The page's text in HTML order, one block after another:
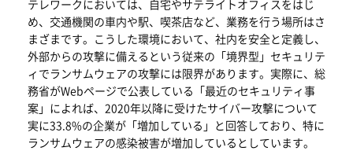
テレワークにおいては、自宅やサテライトオフィスをはじ
め、交通機関の車内や駅、喫茶店など、業務を行う場所はさ
まざまです。こうした環境において、社内を安全と定義し、
外部からの攻撃に備えるという従来の「境界型」セキュリテ
ィでランサムウェアの攻撃には限界があります。実際に、総
務省がWebページで公表している「最近のセキュリティ事
案」によれば、2020年以降に受けたサイバー攻撃について
実に33.8%の企業が「増加している」と回答しており、特に
ランサムウェアの感染被害が増加しているとしています。